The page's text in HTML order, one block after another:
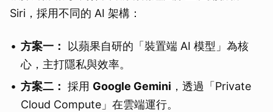
Siri，採用不同的 AI 架構：
方案一：
以蘋果自研的「裝置端 AI 模型」為核
心，主打隱私與效率。
方案二： 採用 Google Gemini ，透過「Private
Cloud Compute」在雲端運行。